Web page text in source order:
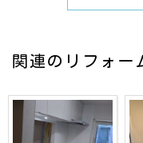
関連のリフォー